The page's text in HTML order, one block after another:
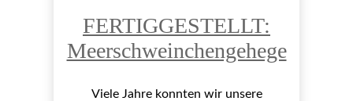
FERTIGGESTELLT:
Meerschweinchengehege
Viele Jahre konnten wir unsere